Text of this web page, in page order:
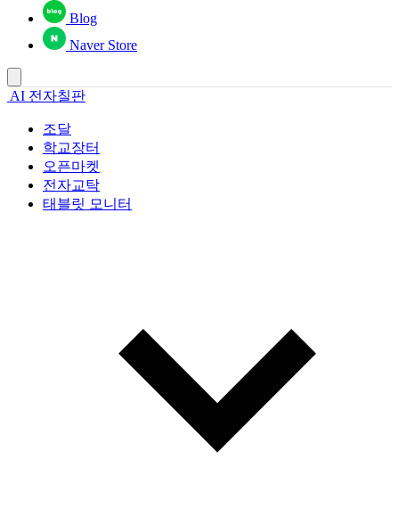
Blog
Naver Store
AI 전자칠판
조달
학교장터
오픈마켓
전자교탁
태블릿 모니터